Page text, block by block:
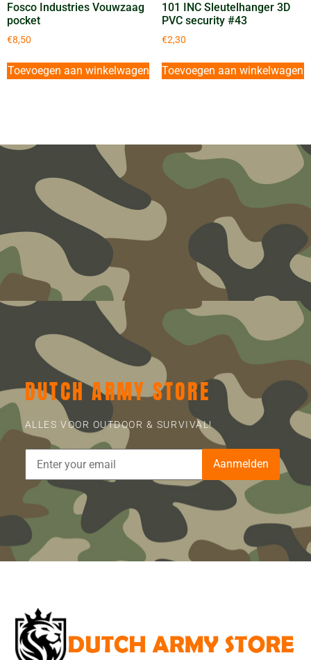
Fosco Industries Vouwzaag
pocket
€8,50
Toevoegen aan winkelwagen
101 INC Sleutelhanger 3D
PVC security #43
€2,30
Toevoegen aan winkelwagen
DUTCH ARMY STORE
ALLES VOOR OUTDOOR & SURVIVAL!
Aanmelden